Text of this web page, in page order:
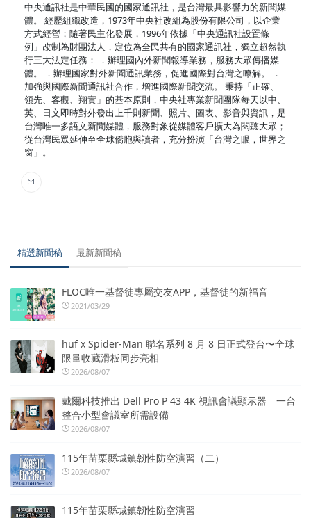
中央通訊社是中華民國的國家通訊社，是台灣最具影響力的新聞媒
體。 經歷組織改造，1973年中央社改組為股份有限公司，以企業
方式經營；隨著民主化發展，1996年依據「中央通訊社設置條
例」改制為財團法人，定位為全民共有的國家通訊社，獨立超然執
行三大法定任務： ．辦理國內外新聞報導業務，服務大眾傳播媒
體。 ．辦理國家對外新聞通訊業務，促進國際對台灣之瞭解。 ．
加強與國際新聞通訊社合作，增進國際新聞交流。 秉持「正確、
領先、客觀、翔實」的基本原則，中央社專業新聞團隊每天以中、
英、日文即時對外發出上千則新聞、照片、圖表、影音與資訊，是
台灣唯一多語文新聞媒體，服務對象從媒體客戶擴大為閱聽大眾；
從台灣民眾延伸至全球僑胞與讀者，充分扮演「台灣之眼，世界之
窗」。
精選新聞稿 最新新聞稿
FLOC唯一基督徒專屬交友APP，基督徒的新福音
2021/03/29
huf x Spider-Man 聯名系列 8 月 8 日正式登台〜全球
限量收藏滑板同步亮相
2026/08/07
戴爾科技推出 Dell Pro P 43 4K 視訊會議顯示器 一台
整合小型會議室所需設備
2026/08/07
115年苗栗縣城鎮韌性防空演習（二）
2026/08/07
115年苗栗縣城鎮韌性防空演習